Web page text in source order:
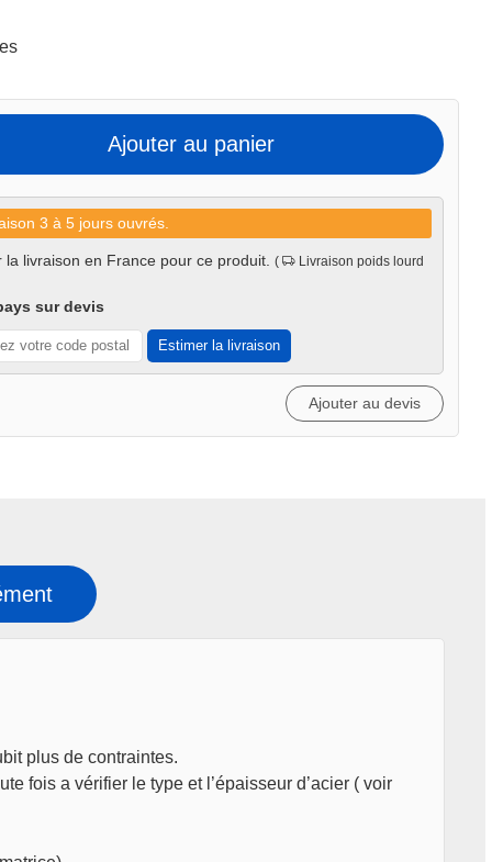
Ajouter au panier
3 à 5 jours ouvrés.
la livraison en France pour ce produit.(
Livraison poids lourd
sur devis
Estimer la livraison
Ajouter au devis
plus de contraintes.
fois a vérifier le type et l’épaisseur d’acier ( voir